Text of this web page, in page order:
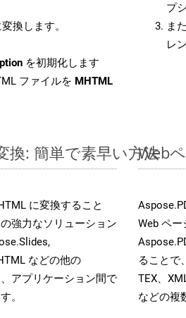
換します。
を初期化します
ファイルを MHTML
プ
また
レ
換: 簡単で素早い方法
に変換すること
強力なソリューション
などの他の
アプリケーション間で
。
Web
Web ペー
ることで
TEX、
などの複